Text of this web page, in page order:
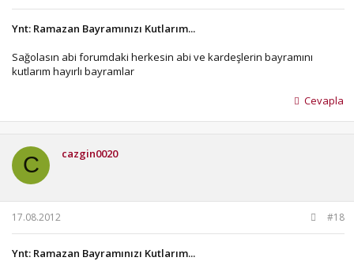
Ynt: Ramazan Bayramınızı Kutlarım...
Sağolasın abi forumdaki herkesin abi ve kardeşlerin bayramını
kutlarım hayırlı bayramlar
Cevapla
C cazgin0020
17.08.2012 #18
Ynt: Ramazan Bayramınızı Kutlarım...